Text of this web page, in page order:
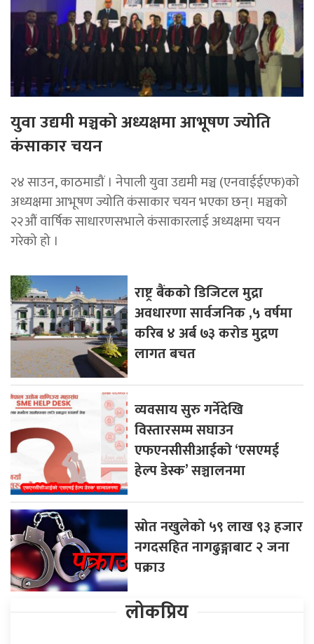
युवा उद्यमी मञ्चको अध्यक्षमा आभूषण ज्योति
कंसाकार चयन
२४ साउन, काठमाडौं । नेपाली युवा उद्यमी मञ्च (एनवाईईएफ)को
अध्यक्षमा आभूषण ज्योति कंसाकार चयन भएका छन्। मञ्चको
२२औं वार्षिक साधारणसभाले कंसाकारलाई अध्यक्षमा चयन
गरेको हो ।
राष्ट्र बैंकको डिजिटल मुद्रा
अवधारणा सार्वजनिक ,५ वर्षमा
करिब ४ अर्ब ७३ करोड मुद्रण
लागत बचत
व्यवसाय सुरु गर्नेदेखि
विस्तारसम्म सघाउन
एफएनसीसीआईको ‘एसएमई
हेल्प डेस्क’ सञ्चालनमा
स्रोत नखुलेको ५९ लाख ९३ हजार
नगदसहित नागढुङ्गाबाट २ जना
पक्राउ
लोकप्रिय